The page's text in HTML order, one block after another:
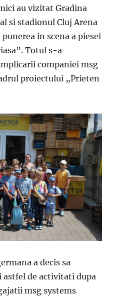
au vizitat Gradina
si stadionul Cluj Arena
in scena a piesei
Totul s-a
companiei msg
proiectului „Prieten
a decis sa
astfel de activitati dupa
msg systems